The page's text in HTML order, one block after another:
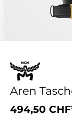
Aren
494,50